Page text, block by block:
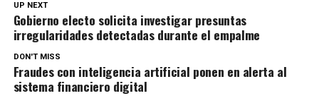
UP NEXT
Gobierno electo solicita investigar presuntas
irregularidades detectadas durante el empalme
DON'T MISS
Fraudes con inteligencia artificial ponen en alerta al
sistema financiero digital